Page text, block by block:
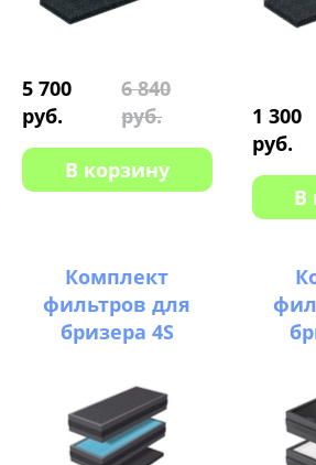
5 700
руб.
6 840
руб.
В корзину
1 300
руб.
В
Комплект
фильтров для
бризера 4S